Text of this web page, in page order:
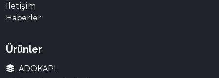
İletişim
Haberler
Ürünler
ADOKAPI